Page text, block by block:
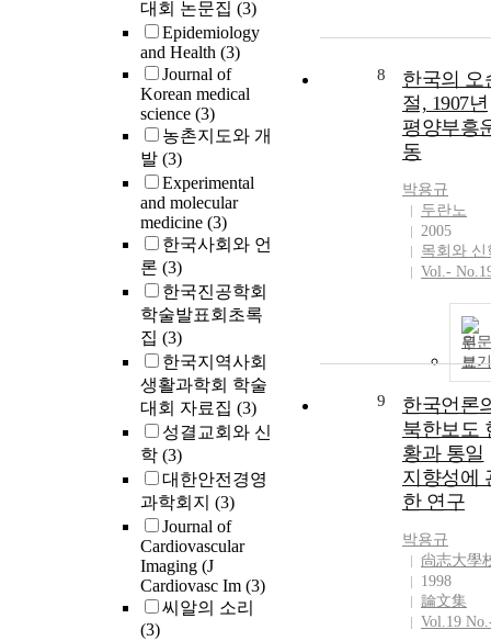
대회 논문집 (3)
Epidemiology
and Health (3)
Journal of
Korean medical
science (3)
농촌지도와 개
발 (3)
Experimental
and molecular
medicine (3)
한국사회와 언
론 (3)
한국진공학회
학술발표회초록
집 (3)
한국지역사회
생활과학회 학술
대회 자료집 (3)
성결교회와 신
학 (3)
대한안전경영
과학회지 (3)
Journal of
Cardiovascular
Imaging (J
Cardiovasc Im (3)
씨알의 소리
(3)
8
한국의 오
절, 1907년
평양부흥
동
박용규
두란노
2005
목회와 신
Vol.-
원문
보기
9
한국언론
북한보도
황과 통일
지향성에
한 연구
박용규
尙志大學
1998
論文集
Vol.19